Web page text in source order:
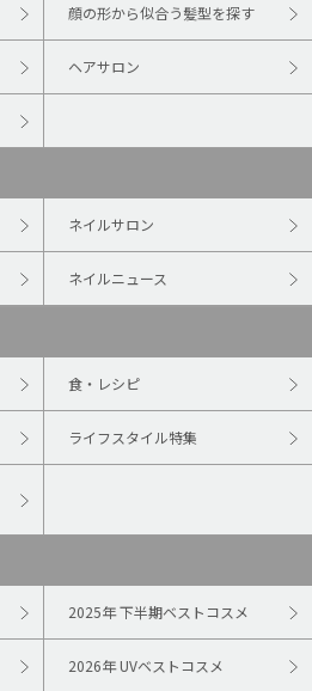
顔の形から似合う髪型を探す
ヘアサロン
ネイルサロン
ネイルニュース
食・レシピ
ライフスタイル特集
2025年 下半期ベストコスメ
2026年 UVベストコスメ